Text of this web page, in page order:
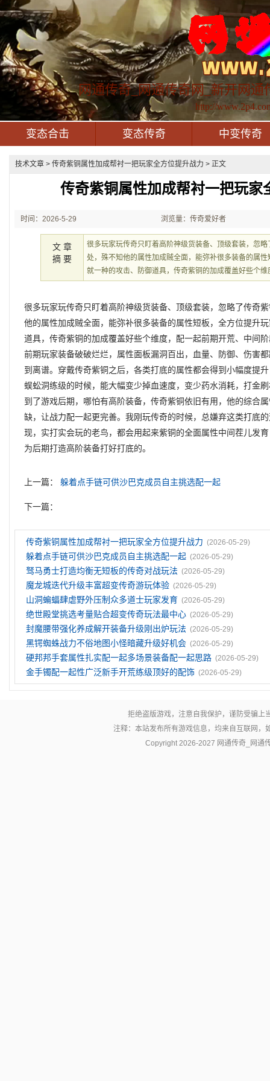
网通传奇_网通传奇网_新开网通
http://
变态合击 变态传奇 中变传奇
技术文章 > 传奇紫铜属性加成帮衬一把玩家全方位提升战力 > 正文
传奇紫铜属性加成帮衬一把玩家
时间：2026-5-29
21:47:22
浏览量：传奇爱好者
文 章
摘 要
很多玩家玩传奇只盯着高阶神级货装备、顶级套装，忽
处，殊不知他的属性加成贼全面，能弥补很多装备的属
就一种的攻击、防御道具，传奇紫铜的加成覆盖好些个
很多玩家玩传奇只盯着高阶神级货装备、顶级套装，忽略了传奇
他的属性加成贼全面，能弥补很多装备的属性短板，全方位提升
道具，传奇紫铜的加成覆盖好些个维度，配一起前期开荒、中间
前期玩家装备破破烂烂，属性面板漏洞百出，血量、防御、伤害
到离谱。穿戴传奇紫铜之后，各类打底的属性都会得到小幅度提
蜈蚣洞练级的时候，能大幅变少掉血速度，变少药水消耗，打金
到了游戏后期，哪怕有高阶装备，传奇紫铜依旧有用，他的综合
缺，让战力配一起更完善。我刚玩传奇的时候，总嫌弃这类打底
现，实打实会玩的老鸟，都会用起来紫铜的全面属性中间茬儿发
为后期打造高阶装备打好打底的。
上一篇：躲着点手链可供沙巴克成员自主挑选配一起
下一篇：
传奇紫铜属性加成帮衬一把玩家全方位提升战力 (2026-05-29)
躲着点手链可供沙巴克成员自主挑选配一起 (2026-05-29)
驽马勇士打造均衡无短板的传奇对战玩法 (2026-05-29)
魔龙城迭代升级丰富超变传奇游玩体验 (2026-05-29)
山洞蝙蝠肆虐野外压制众多道士玩家发育 (2026-05-29)
绝世殿堂挑选考量贴合超变传奇玩法最中心 (2026-05-29)
封魔腰带强化养成解开装备升级刚出炉玩法 (2026-05-29)
黑锷蜘蛛战力不俗地图小怪暗藏升级好机会 (2026-05-29)
硬邦邦手套属性扎实配一起多场景装备配一起思路 (2026-05-29)
金手镯配一起性广泛新手开荒练级顶好的配饰 (2026-05-29)
拒绝盗版游戏，注意自我保护，谨防受骗上
注释：本站发布所有游戏信息，均来自互联网
Copyright 2026-2027 网通传奇_网通